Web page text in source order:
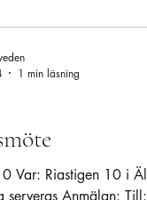
serveras Anmälan: Till:
1 min läsning